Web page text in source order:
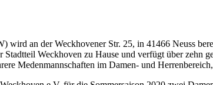
wird an der Weckhovener Str. 25, in 41466 Neuss
Weckhoven zu Hause und verfügt über zehn
Medenmannschaften im Damen- und